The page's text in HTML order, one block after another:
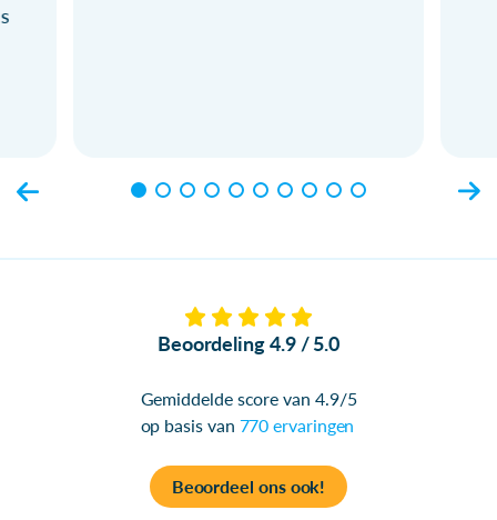
Beoordeling 4.9 / 5.0
Gemiddelde score van 4.9/5
op basis van 770 ervaringen
Beoordeel ons ook!